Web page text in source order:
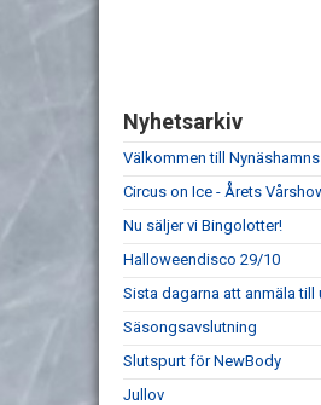
Nyhetsarkiv
Välkommen till
Circus on Ice - Årets
Nu säljer vi Bingolotter!
Halloweendisco 29/10
Sista dagarna att anmäla
Säsongsavslutning
Slutspurt för NewBody
Jullov